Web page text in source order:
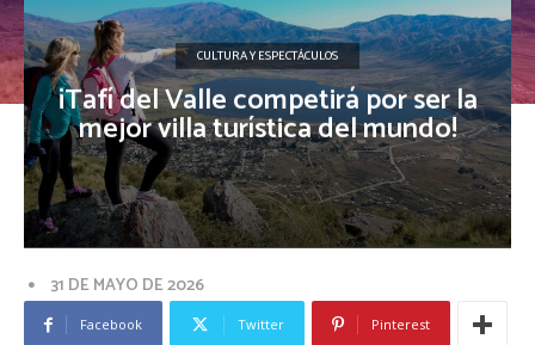
CULTURA Y ESPECTÁCULOS
¡Tafí del Valle competirá por ser la
mejor villa turística del mundo!
31 DE MAYO DE 2026
Facebook Twitter Pinterest